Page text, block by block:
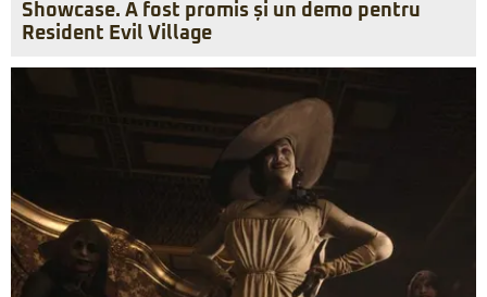
Showcase. A fost promis și un demo pentru
Resident Evil Village